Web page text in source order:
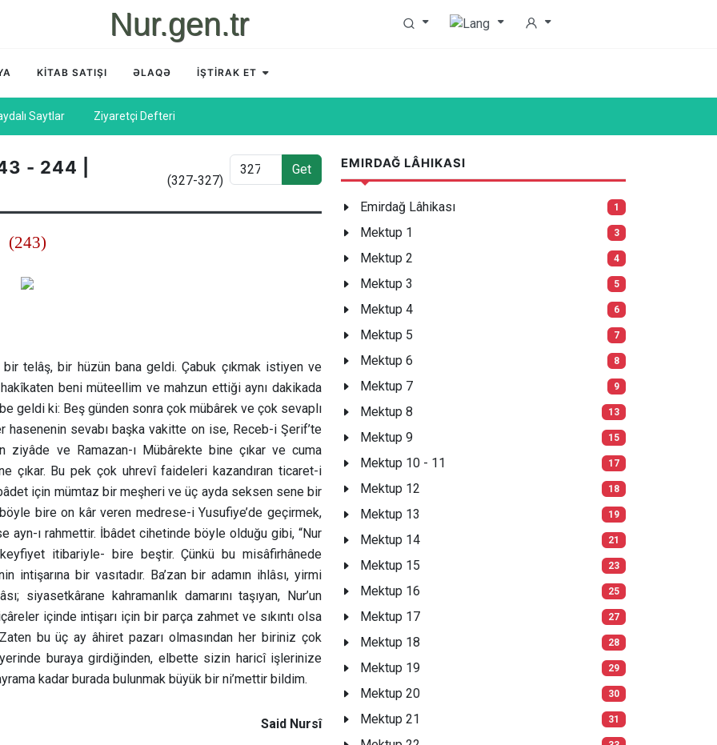
Nur.gen.tr
KİTAB SATIŞI ƏLAQƏ İŞTİRAK ET
Saytlar Ziyaretçi Defteri
- 244 |
(327-327)
Get
(243)
bir telâş, bir hüzün bana geldi. Çabuk çıkmak istiyen ve
beni müteellim ve mahzun ettiği aynı dakikada
geldi ki: Beş günden sonra çok mübârek ve çok sevaplı
hasenenin sevabı başka vakitte on ise, Receb-i Şerif’te
ziyâde ve Ramazan-ı Mübârekte bine çıkar ve cuma
çıkar. Bu pek çok uhrevî faideleri kazandıran ticaret-i
için mümtaz bir meşheri ve üç ayda seksen sene bir
bire on kâr veren medrese-i Yusufiye’de geçirmek,
ayn-ı rahmettir. İbâdet cihetinde böyle olduğu gibi, “Nur
itibariyle- bire beştir. Çünkü bu misâfirhânede
intişarına bir vasıtadır. Ba’zan bir adamın ihlâsı, yirmi
siyasetkârane kahramanlık damarını taşıyan, Nur’un
içinde intişarı için bir parça zahmet ve sıkıntı olsa
bu üç ay âhiret pazarı olmasından her biriniz çok
yerinde buraya girdiğinden, elbette sizin haricî işlerinize
kadar burada bulunmak büyük bir ni’mettir bildim.
Said Nursî
EMIRDAĞ LÂHIKASI
Emirdağ Lâhikası 1
Mektup 1 3
Mektup 2 4
Mektup 3 5
Mektup 4 6
Mektup 5 7
Mektup 6 8
Mektup 7 9
Mektup 8 13
Mektup 9 15
Mektup 10 - 11 17
Mektup 12 18
Mektup 13 19
Mektup 14 21
Mektup 15 23
Mektup 16 25
Mektup 17 27
Mektup 18 28
Mektup 19 29
Mektup 20 30
Mektup 21 31